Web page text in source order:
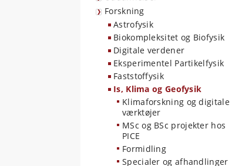
Forskning
Astrofysik
Biokompleksitet og Biofysik
Digitale verdener
Eksperimentel Partikelfysik
Faststoffysik
Is, Klima og Geofysik
Klimaforskning og digitale
værktøjer
MSc og BSc projekter hos
PICE
Formidling
Specialer og afhandlinger